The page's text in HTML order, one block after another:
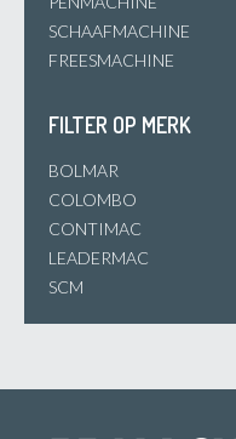
SCHAAFMACHINE
FREESMACHINE
FILTER OP MERK
BOLMAR
COLOMBO
CONTIMAC
LEADERMAC
SCM